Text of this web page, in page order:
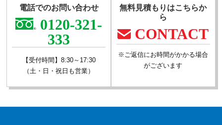
電話でのお問い合わせ
0120-321-
333
【受付時間】8:30～17:30
（土・日・祝日も営業）
無料見積もりはこちらか
ら
CONTACT
※ご返信にお時間がかかる場合
がございます